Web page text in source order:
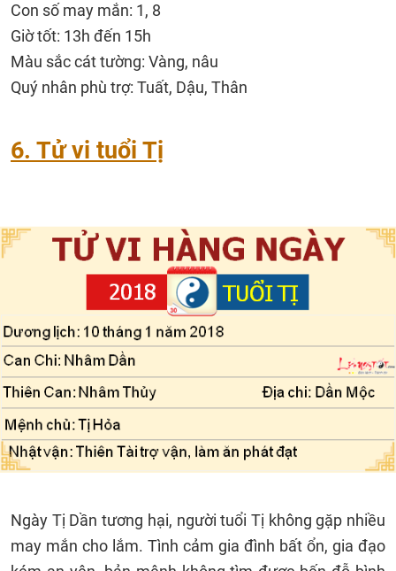
Con số may mắn: 1, 8
Giờ tốt: 13h đến 15h
Màu sắc cát tường: Vàng, nâu
Quý nhân phù trợ: Tuất, Dậu, Thân
6. Tử vi tuổi Tị
Ngày Tị Dần tương hại, người tuổi Tị không gặp nhiều
may mắn cho lắm. Tình cảm gia đình bất ổn, gia đạo